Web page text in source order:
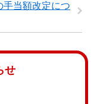
手当額改定につ
せ